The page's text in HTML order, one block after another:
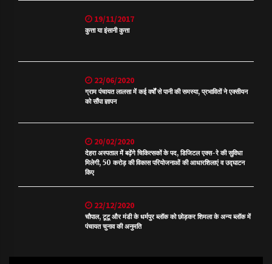
19/11/2017
कुत्ता या इंसानी कुत्ता
22/06/2020
ग्राम पंचायत लालसा में कई वर्षों से पानी की समस्या, प्रभावितों ने एक्सीयन
को सौंपा ज्ञापन
20/02/2020
देहरा अस्पताल में बढ़ेंगे चिकित्सकों के पद, डिजिटल एक्स-रे की सुविधा
मिलेगी, 50 करोड़ की विकास परियोजनाओं की आधारशिलाएं व उद्घाटन
किए
22/12/2020
चौपाल, टूटू और मंडी के धर्मपुर ब्लॉक को छोड़कर शिमला के अन्य ब्लॉक में
पंचायत चुनाव की अनुमति